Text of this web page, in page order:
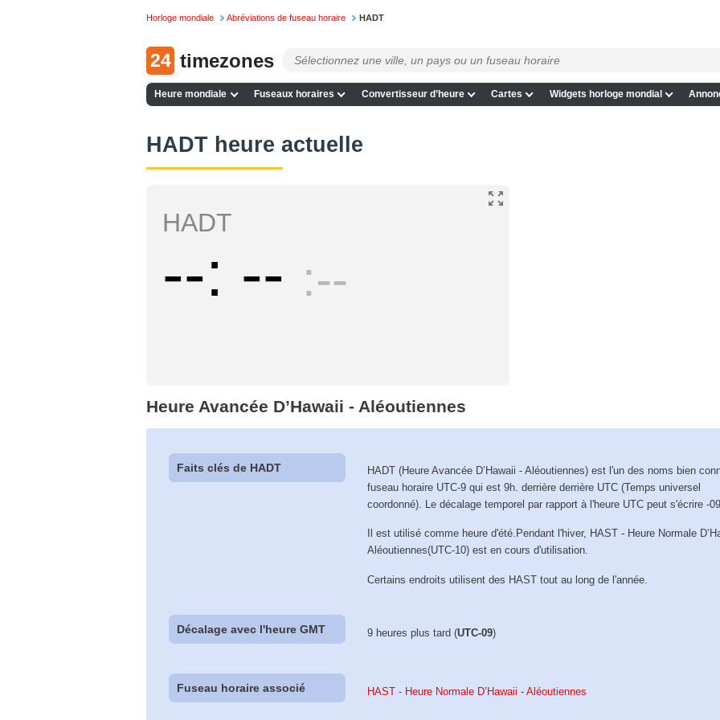
Horloge mondiale Abréviations de fuseau horaire HADT
24 timezones
Heure mondiale Fuseaux horaires Convertisseur d’heure Cartes Widgets horloge mondial
HADT heure actuelle
HADT
-- -- --
Heure Avancée D’Hawaii - Aléoutiennes
Faits clés de HADT
HADT (Heure Avancée D’Hawaii - Aléoutiennes) est l'un des noms bien
fuseau horaire UTC-9 qui est 9h. derrière derrière UTC (Temps universel
coordonné). Le décalage temporel par rapport à l'heure UTC peut s'écrire -
Il est utilisé comme heure d'été.Pendant l'hiver, HAST - Heure Normale
Aléoutiennes(UTC-10) est en cours d'utilisation.
Certains endroits utilisent des HAST tout au long de l'année.
Décalage avec l'heure GMT 9 heures plus tard (UTC-09)
Fuseau horaire associé HAST - Heure Normale D’Hawaii - Aléoutiennes